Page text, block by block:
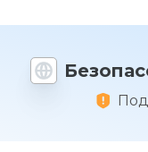
этот
1 до 5?